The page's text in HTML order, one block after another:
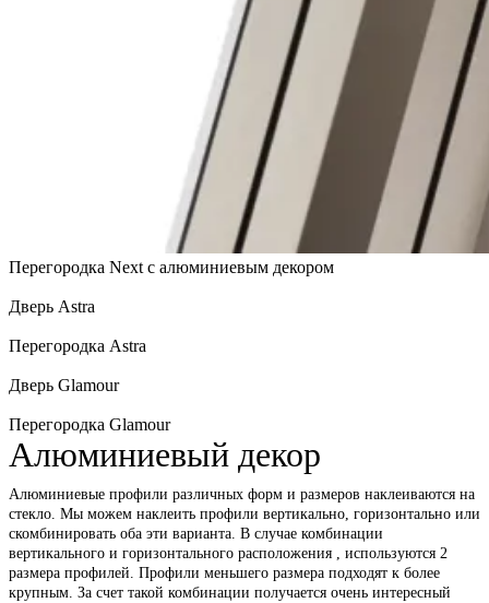
Перегородка Next с алюминиевым декором
Дверь Astra
Перегородка Astra
Дверь Glamour
Перегородка Glamour
Алюминиевый декор
Алюминиевые профили различных форм и размеров наклеиваются на
стекло. Мы можем наклеить профили вертикально, горизонтально или
скомбинировать оба эти варианта. В случае комбинации
вертикального и горизонтального расположения , используются 2
размера профилей. Профили меньшего размера подходят к более
крупным. За счет такой комбинации получается очень интересный